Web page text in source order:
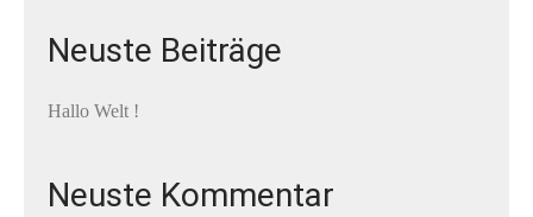
Neuste Beiträge
Hallo Welt !
Neuste Kommentar